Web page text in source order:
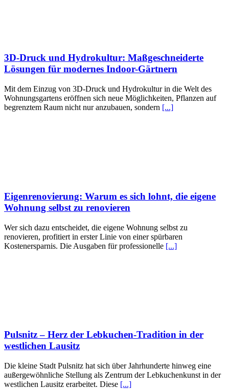
3D-Druck und Hydrokultur: Maßgeschneiderte
Lösungen für modernes Indoor-Gärtnern
Mit dem Einzug von 3D-Druck und Hydrokultur in die Welt des
Wohnungsgartens eröffnen sich neue Möglichkeiten, Pflanzen auf
begrenztem Raum nicht nur anzubauen, sondern [...]
Eigenrenovierung: Warum es sich lohnt, die eigene
Wohnung selbst zu renovieren
Wer sich dazu entscheidet, die eigene Wohnung selbst zu
renovieren, profitiert in erster Linie von einer spürbaren
Kostenersparnis. Die Ausgaben für professionelle [...]
Pulsnitz – Herz der Lebkuchen-Tradition in der
westlichen Lausitz
Die kleine Stadt Pulsnitz hat sich über Jahrhunderte hinweg eine
außergewöhnliche Stellung als Zentrum der Lebkuchenkunst in der
westlichen Lausitz erarbeitet. Diese [...]